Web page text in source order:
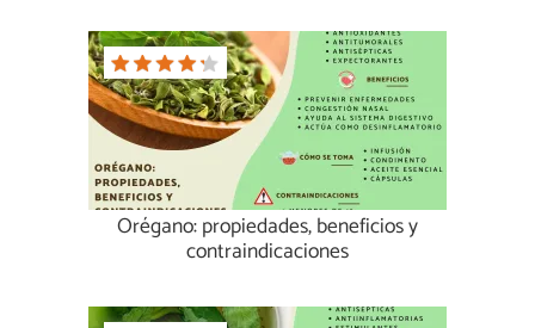
Orégano: propiedades, beneficios y
contraindicaciones